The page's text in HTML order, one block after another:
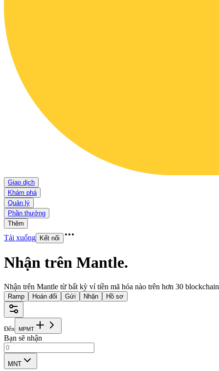
Giao dịch
Khám phá
Quản lý
Phần thưởng
Thêm
Tải xuống Kết nối
Nhận trên Mantle.
Nhận trên Mantle từ bất kỳ ví tiền mã hóa nào trên hơn 30
Ramp Hoán đổi Gửi Nhận Hồ sơ
Đến MPMT
Bạn sẽ nhận
MNT